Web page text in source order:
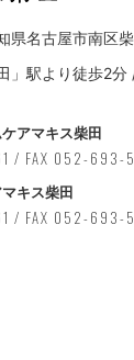
県名古屋市南区
」駅より徒歩2
アマキス柴田
/ FAX 052-693-
キス柴田
/ FAX 052-693-